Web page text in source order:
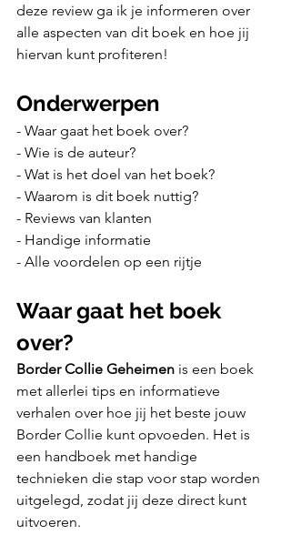
deze review ga ik je informeren over
alle aspecten van dit boek en hoe jij
hiervan kunt profiteren!
Onderwerpen
- Waar gaat het boek over?
- Wie is de auteur?
- Wat is het doel van het boek?
- Waarom is dit boek nuttig?
- Reviews van klanten
- Handige informatie
- Alle voordelen op een rijtje
Waar gaat het boek
over?
Border Collie Geheimen is een boek
met allerlei tips en informatieve
verhalen over hoe jij het beste jouw
Border Collie kunt opvoeden. Het is
een handboek met handige
technieken die stap voor stap worden
uitgelegd, zodat jij deze direct kunt
uitvoeren.